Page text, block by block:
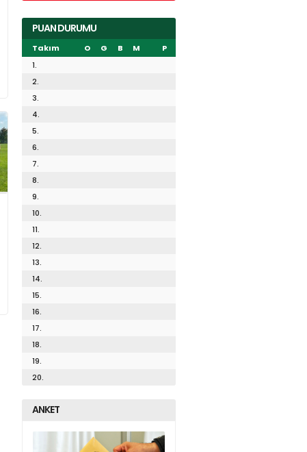
PUAN DURUMU
Takım O G B M
P
1.
2.
3.
4.
5.
6.
7.
8.
9.
10.
11.
12.
13.
14.
15.
16.
17.
18.
19.
20.
ANKET